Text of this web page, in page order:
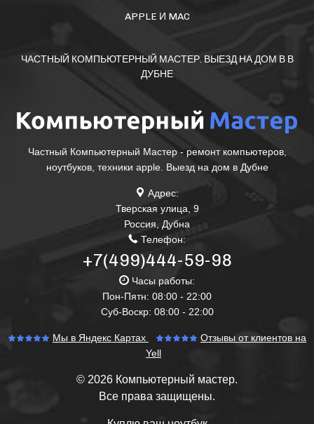
APPLE И MAC
ЧАСТНЫЙ КОМПЬЮТЕРНЫЙ МАСТЕР. ВЫЕЗД НА ДОМ В В
ДУБНЕ
Частный Компьютерный Мастер - ремонт компьютеров,
ноутбуков, техники apple. Выезд на дом в Дубне
Адрес:
Тверская улица, 9
Россия, Дубна
Телефон:
+7(499)444-59-98
Часы работы:
Пон-Пятн: 08:00 - 22:00
Суб-Воскр: 08:00 - 22:00
Мы в Яндекс Картах
Отзывы от клиентов на
Yell
© 2026 Компьютерный мастер.
Все права защищены.